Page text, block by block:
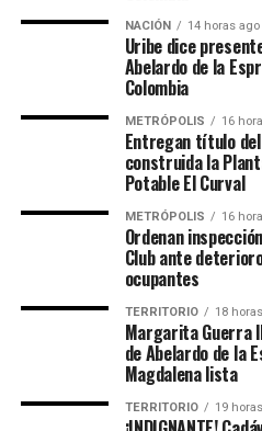
NACIÓN 14 horas ago
Uribe dice
Abelardo de la
Colombia
METRÓPOLIS 16
Entregan título
construida la
Potable El Curval
METRÓPOLIS 16
Ordenan
Club ante
ocupantes
TERRITORIO 18
Margarita Guerra
de Abelardo de la
Magdalena lista
TERRITORIO 19